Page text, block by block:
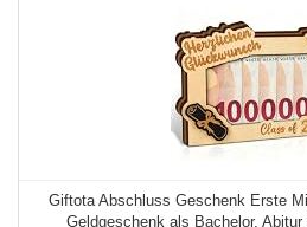
Giftota Abschluss Geschenk Erste
Geldgeschenk als Bachelor, Abitur